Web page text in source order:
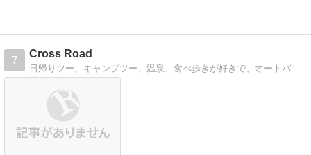
7
Cross Road
日帰りツー、キャンプツー、温泉、食べ歩きが好きで、オートバイを通して多様な人達と繋がりたいと思ってます。不定期更新です。^^;